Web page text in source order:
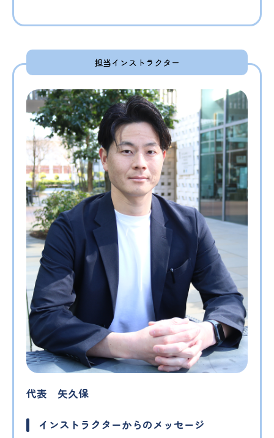
担当インストラクター
代表 矢久保
インストラクターからのメッセージ